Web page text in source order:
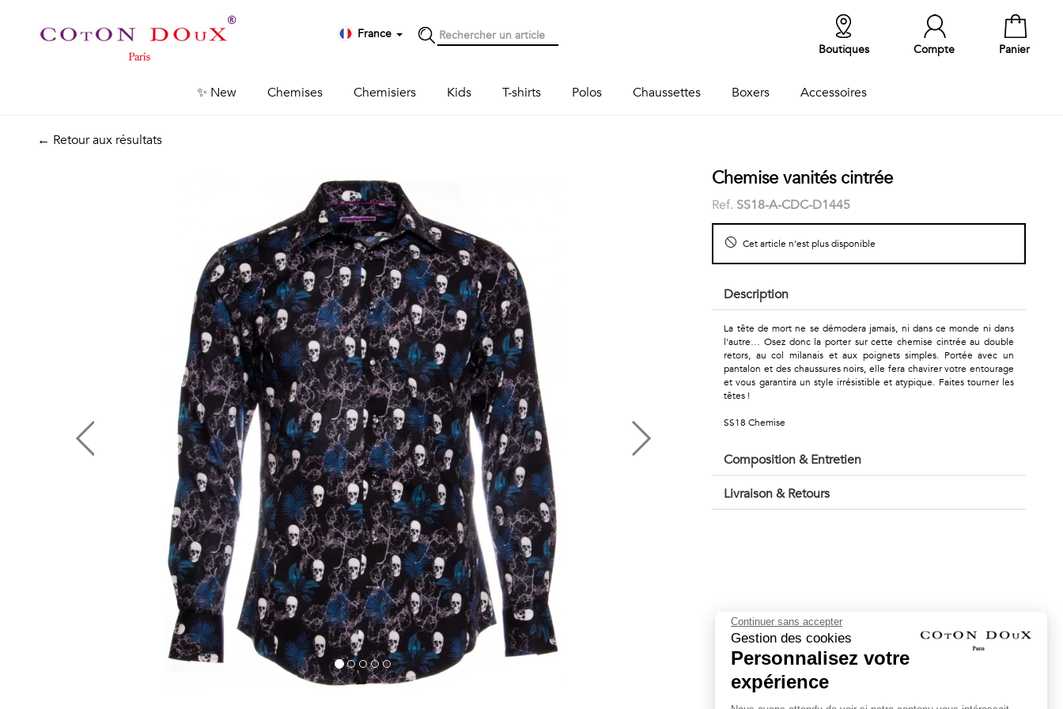
France
Panier
Compte
Boutiques
✨ New Chemises Chemisiers Kids T-shirts Polos Chaussettes Boxers Accessoires
← Retour aux résultats
Chemise vanités cintrée
Ref. SS18-A-CDC-D1445
Cet article n'est plus disponible
Description
La tête de mort ne se démodera jamais, ni dans ce monde ni dans
l'autre… Osez donc la porter sur cette chemise cintrée au double
retors, au col milanais et aux poignets simples. Portée avec un
pantalon et des chaussures noirs, elle fera chavirer votre entourage
et vous garantira un style irrésistible et atypique. Faites tourner les
têtes !
SS18 Chemise
Composition & Entretien
Livraison & Retours
Continuer sans accepter
Gestion des cookies
Personnalisez votre
expérience